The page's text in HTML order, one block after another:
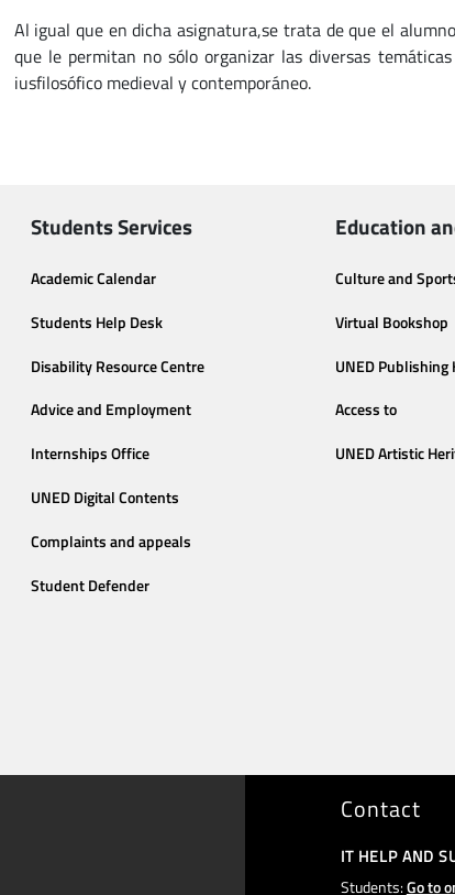
Al igual que en dicha asignatura,se trata de que el
que le permitan no sólo organizar las diversas
iusfilosófico medieval y contemporáneo.
Students Services
Academic Calendar
Students Help Desk
Disability Resource Centre
Advice and Employment
Internships Office
UNED Digital Contents
Complaints and appeals
Student Defender
Education
Culture and
Virtual Bookshop
UNED Publishing
Access to
UNED Artistic
Contact
IT HELP AND
Students:Go to